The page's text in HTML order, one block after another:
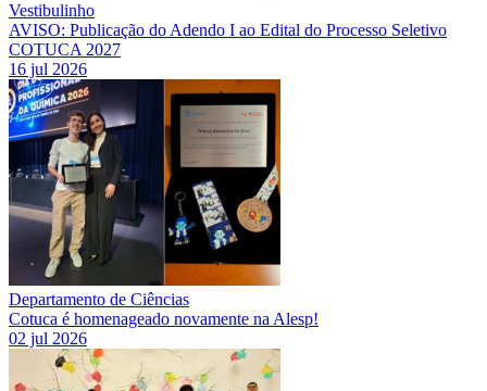
Vestibulinho
AVISO: Publicação do Adendo I ao Edital do Processo Seletivo
COTUCA 2027
16 jul 2026
Departamento de Ciências
Cotuca é homenageado novamente na Alesp!
02 jul 2026